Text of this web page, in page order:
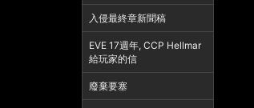
入侵最終章新聞稿
EVE 17週年, CCP Hellmar
給玩家的信
廢棄要塞